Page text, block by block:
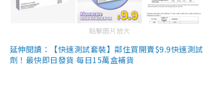
點擊圖片放大
延伸閱讀：【快速測試套裝】鄰住買開賣$9.9快速測試
劑！最快即日發貨 每日15萬盒補貨